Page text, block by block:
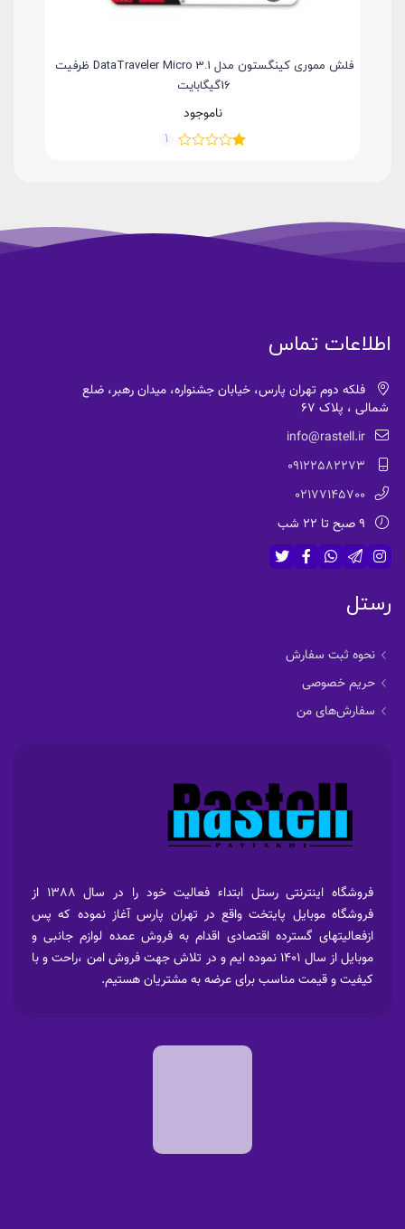
فلش مموری کینگستون مدل DataTraveler Micro 3.1 ظرفیت
16گیگابایت
ناموجود
1
اطلاعات تماس
فلکه دوم تهران پارس، خیابان جشنواره، میدان رهبر، ضلع
شمالی ، پلاک 67
info@rastell.ir
09122582273
02177145700
9 صبح تا 22 شب
رستل
نحوه ثبت سفارش
حریم خصوصی
سفارش‌های من
فروشگاه اینترنتی رستل ابتداء فعالیت خود را در سال 1388 از
فروشگاه موبایل پایتخت واقع در تهران پارس آغاز نموده که پس
ازفعالیتهای گسترده اقتصادی اقدام به فروش عمده لوازم جانبی و
موبایل از سال 1401 نموده ایم و در تلاش جهت فروش امن ،راحت و با
کیفیت و قیمت مناسب برای عرضه به مشتریان هستیم.